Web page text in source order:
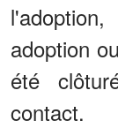
adoption
été
contact.